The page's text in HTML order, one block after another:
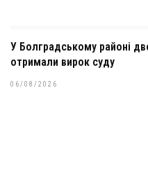
У Болградському районі
отримали вирок суду
06/08/2026